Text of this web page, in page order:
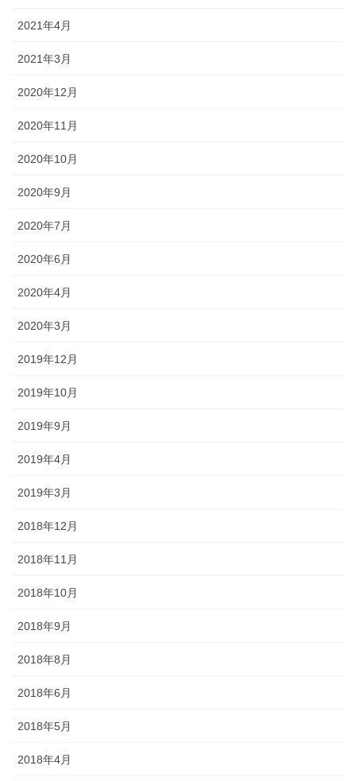
2021年4月
2021年3月
2020年12月
2020年11月
2020年10月
2020年9月
2020年7月
2020年6月
2020年4月
2020年3月
2019年12月
2019年10月
2019年9月
2019年4月
2019年3月
2018年12月
2018年11月
2018年10月
2018年9月
2018年8月
2018年6月
2018年5月
2018年4月